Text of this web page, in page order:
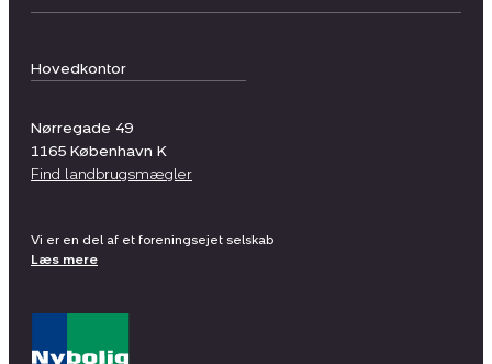
Hovedkontor
Nørregade 49
1165 København K
Find landbrugsmægler
Vi er en del af et foreningsejet selskab
Læs mere